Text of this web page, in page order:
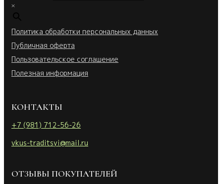
×
Политика обработки персональных данных
Публичная оферта
Пользовательское соглашение
Полезная информация
КОНТАКТЫ
+7 (981) 712-56-26
vkus-traditsyi@mail.ru
ОТЗЫВЫ ПОКУПАТЕЛЕЙ